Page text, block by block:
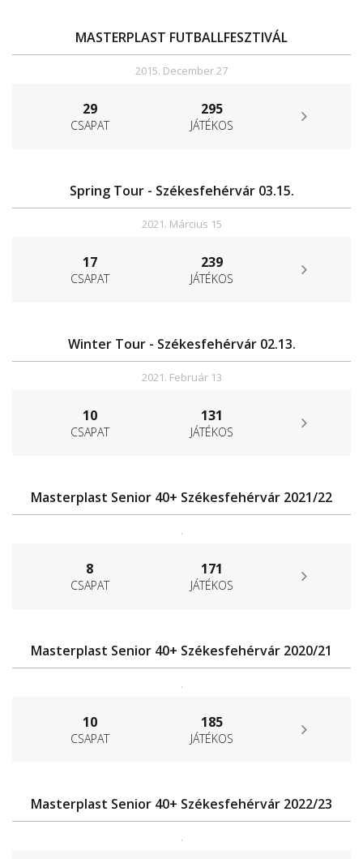
MASTERPLAST FUTBALLFESZTIVÁL
2015. December 27
29
CSAPAT
295
JÁTÉKOS
Spring Tour - Székesfehérvár 03.15.
2021. Március 15
17
CSAPAT
239
JÁTÉKOS
Winter Tour - Székesfehérvár 02.13.
2021. Február 13
10
CSAPAT
131
JÁTÉKOS
Masterplast Senior 40+ Székesfehérvár 2021/22
.
8
CSAPAT
171
JÁTÉKOS
Masterplast Senior 40+ Székesfehérvár 2020/21
.
10
CSAPAT
185
JÁTÉKOS
Masterplast Senior 40+ Székesfehérvár 2022/23
.